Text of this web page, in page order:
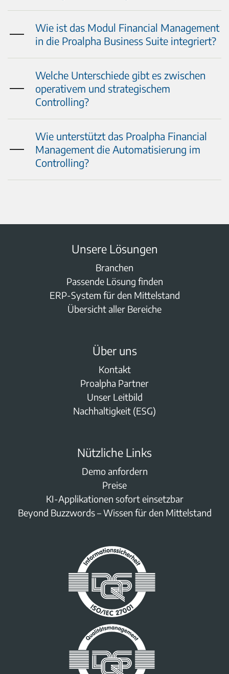
Wie ist das Modul Financial Management
in die Proalpha Business Suite integriert?
Welche Unterschiede gibt es zwischen
operativem und strategischem
Controlling?
Wie unterstützt das Proalpha Financial
Management die Automatisierung im
Controlling?
Unsere Lösungen
Branchen
Passende Lösung finden
ERP-System für den Mittelstand
Übersicht aller Bereiche
Über uns
Kontakt
Proalpha Partner
Unser Leitbild
Nachhaltigkeit (ESG)
Nützliche Links
Demo anfordern
Preise
KI-Applikationen sofort einsetzbar
Beyond Buzzwords – Wissen für den Mittelstand